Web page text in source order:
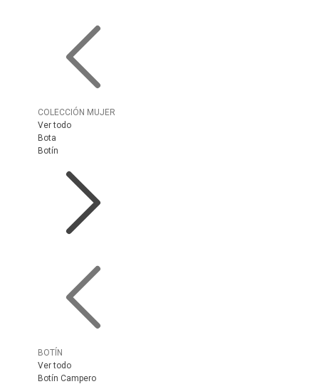
COLECCIÓN MUJER
Ver todo
Bota
Botín
BOTÍN
Ver todo
Botín Campero